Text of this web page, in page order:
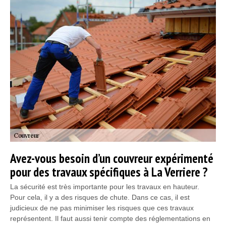
Avez-vous besoin d’un couvreur expérimenté
pour des travaux spécifiques à La Verriere ?
La sécurité est très importante pour les travaux en hauteur.
Pour cela, il y a des risques de chute. Dans ce cas, il est
judicieux de ne pas minimiser les risques que ces travaux
représentent. Il faut aussi tenir compte des réglementations en